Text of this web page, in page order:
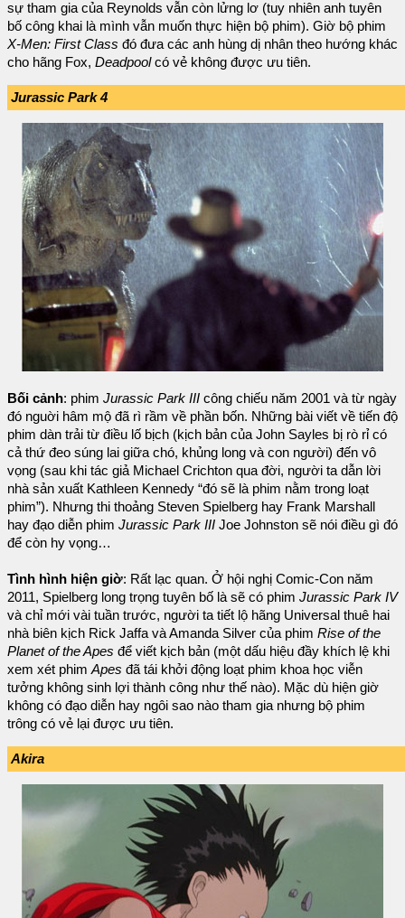
sự tham gia của Reynolds vẫn còn lửng lơ (tuy nhiên anh tuyên
bố công khai là mình vẫn muốn thực hiện bộ phim). Giờ bộ phim
X-Men: First Class đó đưa các anh hùng dị nhân theo hướng khác
cho hãng Fox, Deadpoolcó vẻ không được ưu tiên.
Jurassic Park 4
Bối cảnh: phim Jurassic Park III công chiếu năm 2001 và từ ngày
đó nguời hâm mộ đã rì rầm về phần bốn. Những bài viết về tiến độ
phim dàn trải từ điều lố bịch (kịch bản của John Sayles bị rò rỉ có
cả thứ đeo súng lai giữa chó, khủng long và con người) đến vô
vọng (sau khi tác giả Michael Crichton qua đời, người ta dẫn lời
nhà sản xuất Kathleen Kennedy “đó sẽ là phim nằm trong loạt
phim”). Nhưng thi thoảng Steven Spielberg hay Frank Marshall
hay đạo diễn phim Jurassic Park III Joe Johnston sẽ nói điều gì đó
để còn hy vọng…
Tình hình hiện giờ: Rất lạc quan. Ở hội nghị Comic-Con năm
2011, Spielberg long trọng tuyên bố là sẽ có phim Jurassic Park IV
và chỉ mới vài tuần trước, người ta tiết lộ hãng Universal thuê hai
nhà biên kịch Rick Jaffa và Amanda Silver của phim Rise of the
Planet of the Apes để viết kịch bản (một dấu hiệu đầy khích lệ khi
xem xét phim Apes đã tái khởi động loạt phim khoa học viễn
tưởng không sinh lợi thành công như thế nào). Mặc dù hiện giờ
không có đạo diễn hay ngôi sao nào tham gia nhưng bộ phim
trông có vẻ lại được ưu tiên.
Akira